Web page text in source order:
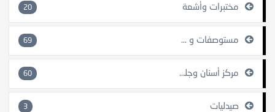
مختبرات وأشعة 20
مستوصفات و مراكز طبية 69
مركز أسنان وجلدية 60
صيدليات 3